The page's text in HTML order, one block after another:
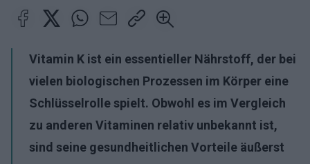
Vitamin K ist ein essentieller Nährstoff, der bei
vielen biologischen Prozessen im Körper eine
Schlüsselrolle spielt. Obwohl es im Vergleich
zu anderen Vitaminen relativ unbekannt ist,
sind seine gesundheitlichen Vorteile äußerst